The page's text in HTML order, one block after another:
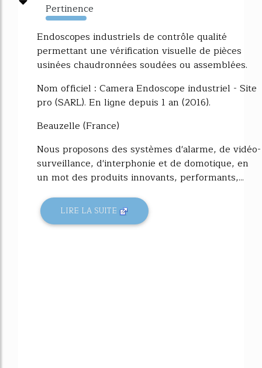
Pertinence
4304%
Endoscopes industriels de contrôle qualité
permettant une vérification visuelle de pièces
usinées chaudronnées soudées ou assemblées.
Nom officiel : Camera Endoscope industriel - Site
pro (SARL). En ligne depuis 1 an (2016).
Beauzelle (France)
Nous proposons des systèmes d'alarme, de vidéo-
surveillance, d'interphonie et de domotique, en
un mot des produits innovants, performants,...
LIRE LA SUITE